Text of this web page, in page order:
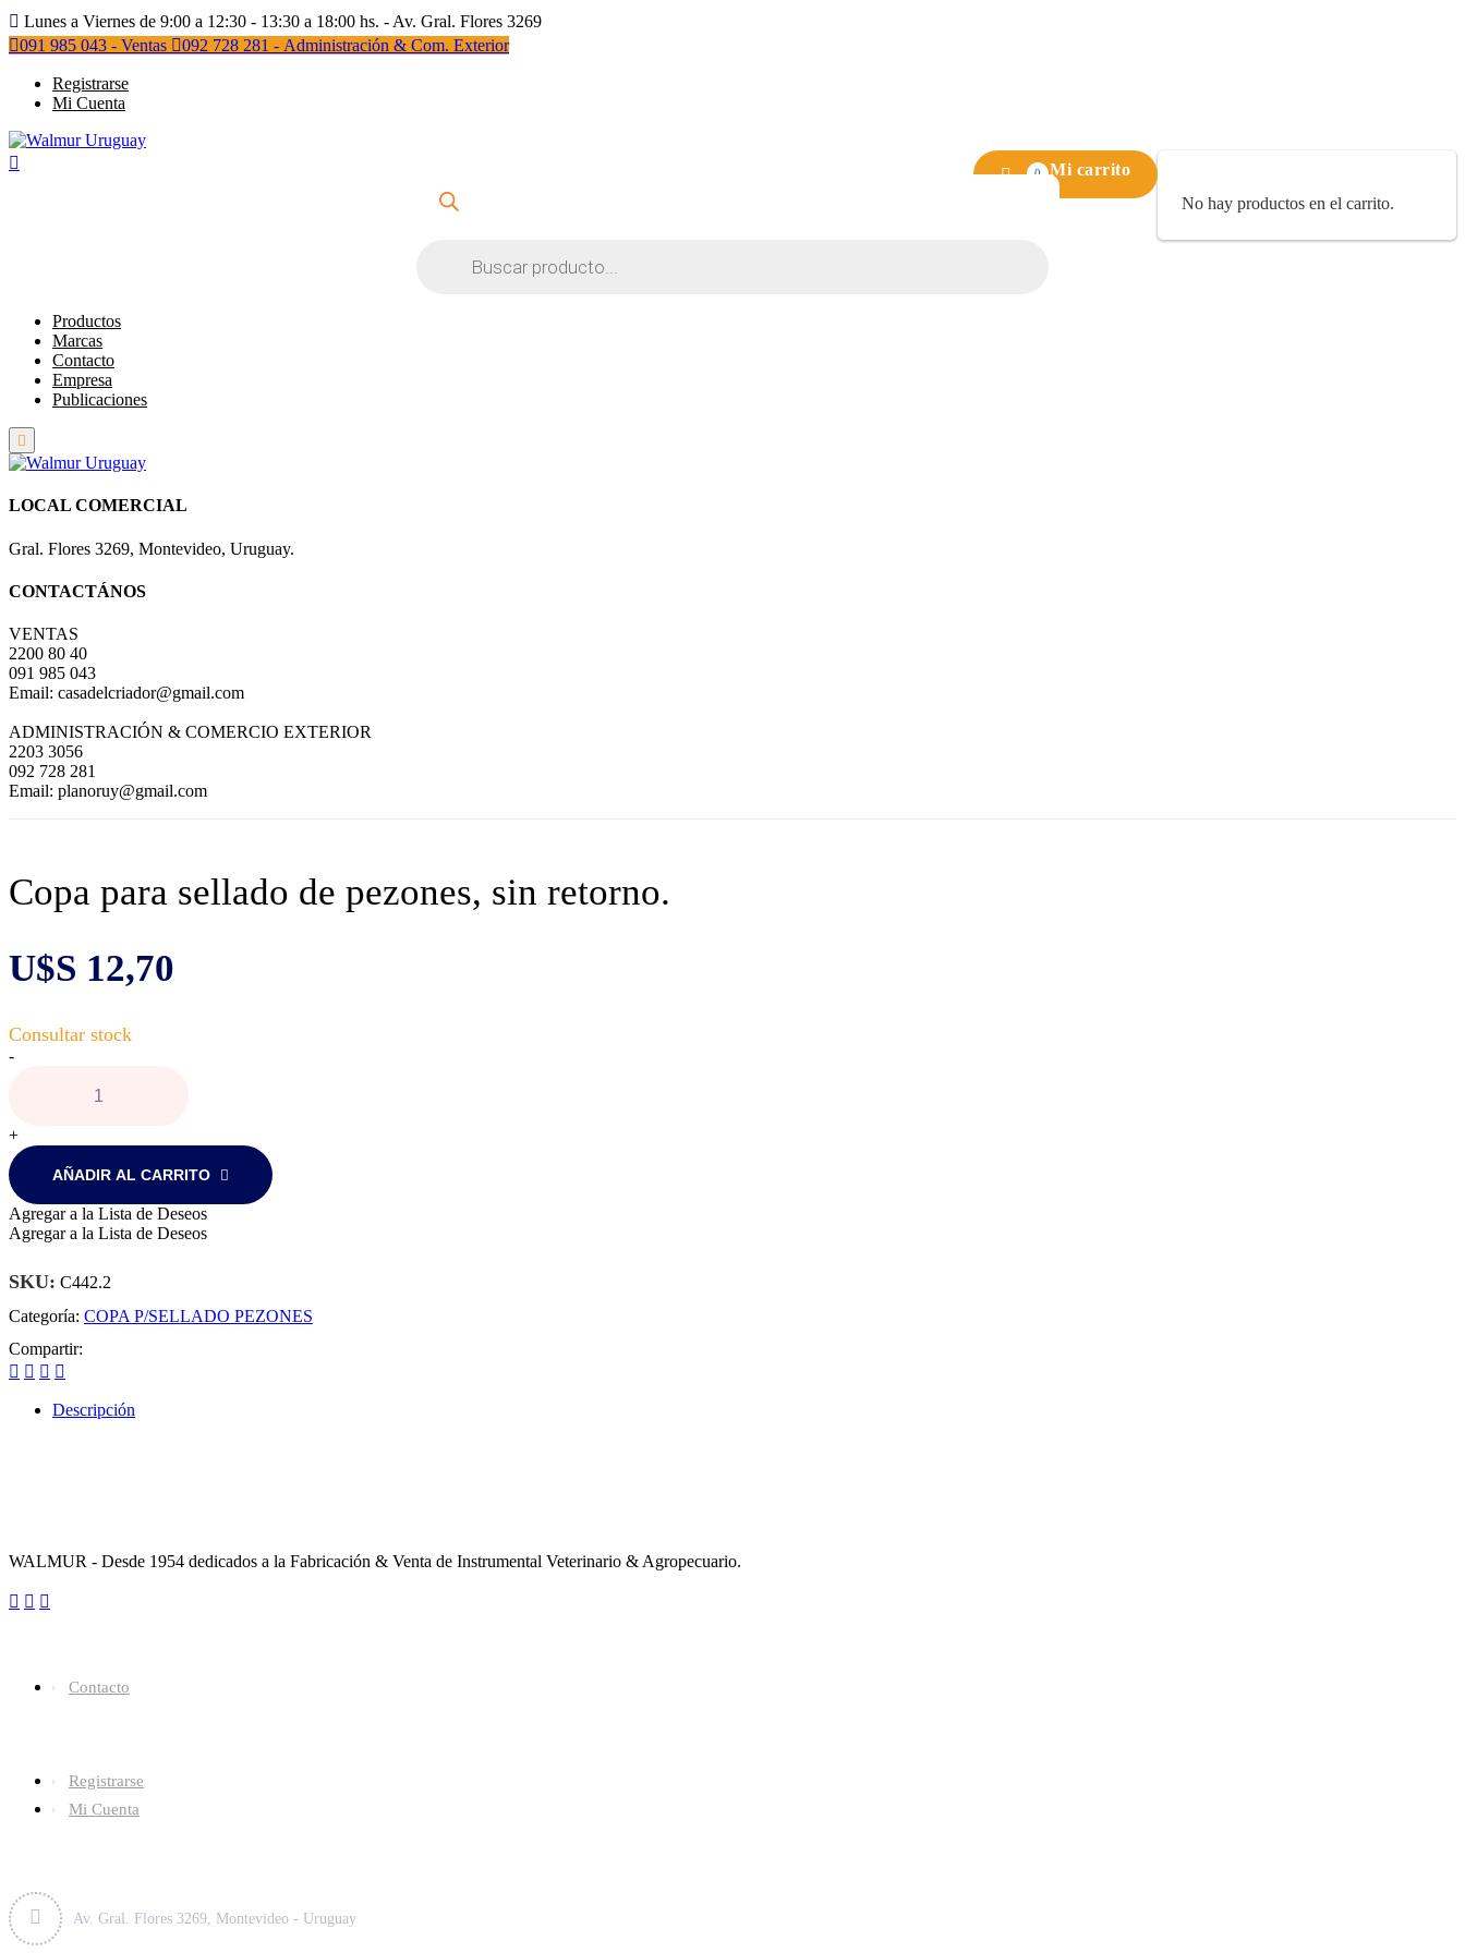
Lunes a Viernes de 9:00 a 12:30 - 13:30 a 18:00 hs. - Av. Gral. Flores 3269
091 985 043 - Ventas
092 728 281 - Administración & Com. Exterior
Registrarse
Mi Cuenta
0
Mi carrito
No hay productos en el carrito.
Productos
Marcas
Contacto
Empresa
Publicaciones
LOCAL COMERCIAL
Gral. Flores 3269, Montevideo, Uruguay.
CONTACTÁNOS
VENTAS
2200 80 40
091 985 043
Email: casadelcriador@gmail.com
ADMINISTRACIÓN & COMERCIO EXTERIOR
2203 3056
092 728 281
Email: planoruy@gmail.com
Copa para sellado de pezones, sin retorno.
U$S 12,70
Copa
pezones,
sin
retorno.
cantidad
-
+
AÑADIR AL CARRITO
Agregar a la Lista de Deseos
Agregar a la Lista de Deseos
SKU: C442.2
Categoría: COPA P/SELLADO PEZONES
Compartir:
Descripción
WALMUR - Desde 1954 dedicados a la Fabricación & Venta de Instrumental Veterinario & Agropecuario.
Contacto
Registrarse
Mi Cuenta
Av. Gral. Flores 3269, Montevideo - Uruguay